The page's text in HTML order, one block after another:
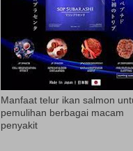
Manfaat telur ikan salmon
pemulihan berbagai macam
penyakit